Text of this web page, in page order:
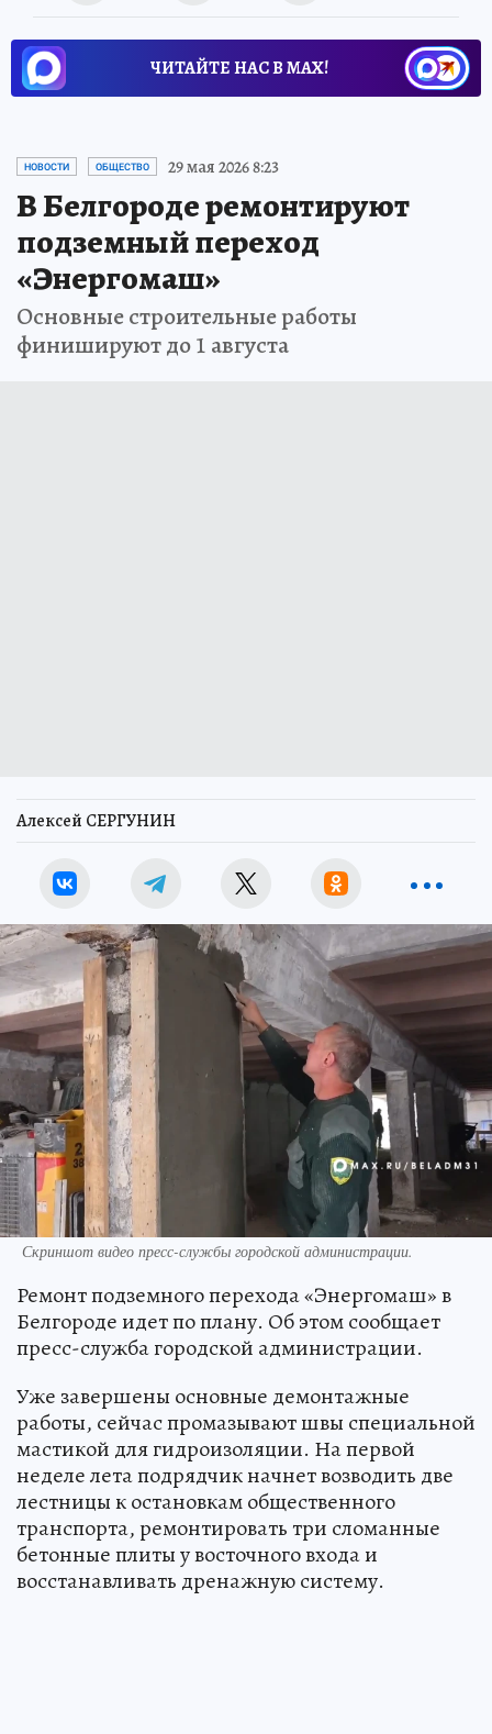
ЧИТАЙТЕ НАС В МАХ!
НОВОСТИ ОБЩЕСТВО 29 мая 2026 8:23
В Белгороде ремонтируют
подземный переход
«Энергомаш»
Основные строительные работы
финишируют до 1 августа
Алексей СЕРГУНИН
Скриншот видео пресс-службы городской администрации.
Ремонт подземного перехода «Энергомаш» в
Белгороде идет по плану. Об этом сообщает
пресс-служба городской администрации.
Уже завершены основные демонтажные
работы, сейчас промазывают швы специальной
мастикой для гидроизоляции. На первой
неделе лета подрядчик начнет возводить две
лестницы к остановкам общественного
транспорта, ремонтировать три сломанные
бетонные плиты у восточного входа и
восстанавливать дренажную систему.